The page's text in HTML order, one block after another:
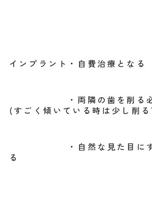
インプラント・自費治療となる
・両隣の歯を削る必要
(すごく傾いている時は少し削る
・自然な見た目にする
る